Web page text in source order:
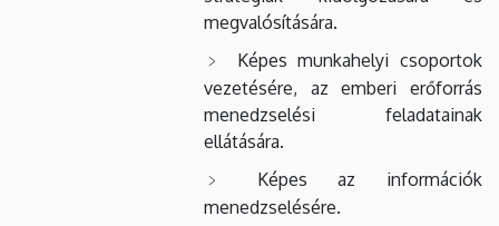
megvalósítására.
Képes munkahelyi csoportok
vezetésére, az emberi erőforrás
menedzselési feladatainak
ellátására.
Képes az információk
menedzselésére.